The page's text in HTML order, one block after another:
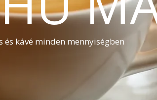
és kávé minden mennyiségben